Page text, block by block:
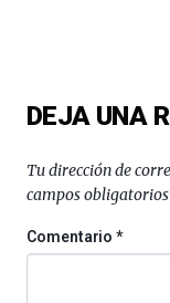
DEJA UNA
Tu dirección de
campos
Comentario*